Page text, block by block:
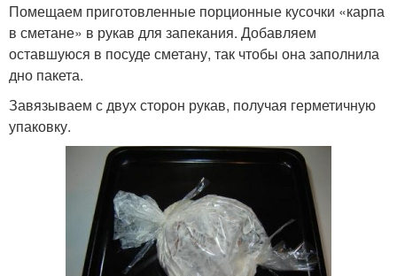
Помещаем приготовленные порционные кусочки «карпа
в сметане» в рукав для запекания. Добавляем
оставшуюся в посуде сметану, так чтобы она заполнила
дно пакета.
Завязываем с двух сторон рукав, получая герметичную
упаковку.